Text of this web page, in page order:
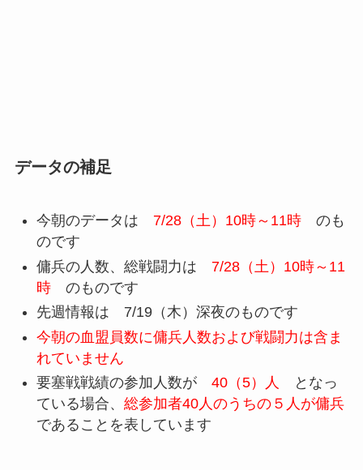
データの補足
今朝のデータは 7/28（土）10時～11時のも
のです
傭兵の人数、総戦闘力は 7/28（土）10時～11
時のものです
先週情報は 7/19（木）深夜のものです
今朝の血盟員数に傭兵人数および戦闘力は含ま
れていません
要塞戦戦績の参加人数が 40（5）人
となっ
ている場合、 総参加者40人のうちの５人が傭兵
であることを表しています